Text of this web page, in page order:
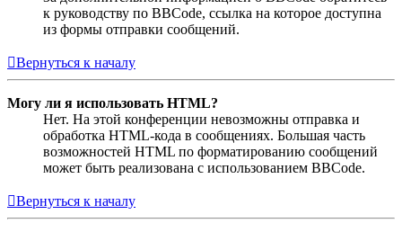
к руководству по BBCode, ссылка на которое доступна
из формы отправки сообщений.
Вернуться к началу
Могу ли я использовать HTML?
Нет. На этой конференции невозможны отправка и
обработка HTML-кода в сообщениях. Большая часть
возможностей HTML по форматированию сообщений
может быть реализована с использованием BBCode.
Вернуться к началу